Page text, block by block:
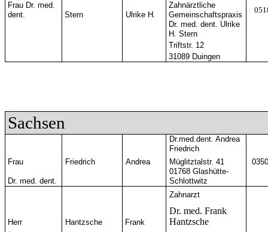
Frau Dr. med.
dent.
Stern Ulrike H.
Zahnärztliche
Gemeinschaftspraxis
Dr. med. dent. Ulrike
H. Stern
Triftstr. 12
31089 Duingen
Sachsen
Dr.med.dent. Andrea
Friedrich
Frau
Friedrich Andrea Müglitztalstr. 41
Dr. med. dent.
01768 Glashütte-
Schlottwitz
Zahnarzt
Herr Hantzsche Frank
Dr. med. Frank
Hantzsche